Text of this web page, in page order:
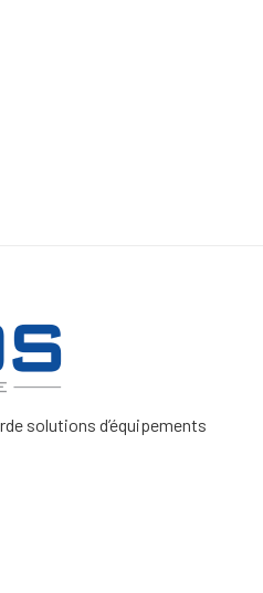
de solutions d’équipements